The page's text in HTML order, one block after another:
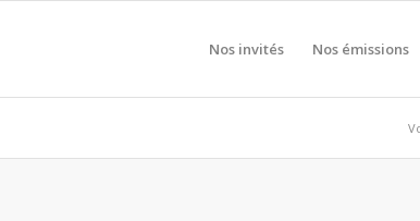
Nos invités Nos émissions